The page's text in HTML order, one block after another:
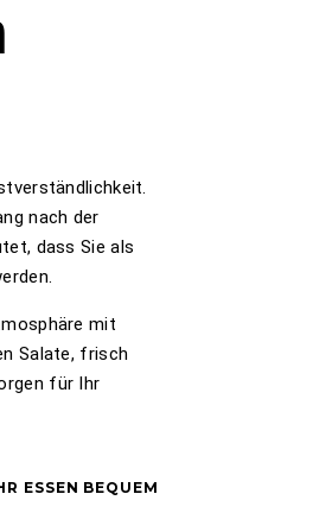
nach der
dass Sie als
mit
Salate, frisch
für Ihr
ESSEN BEQUEM